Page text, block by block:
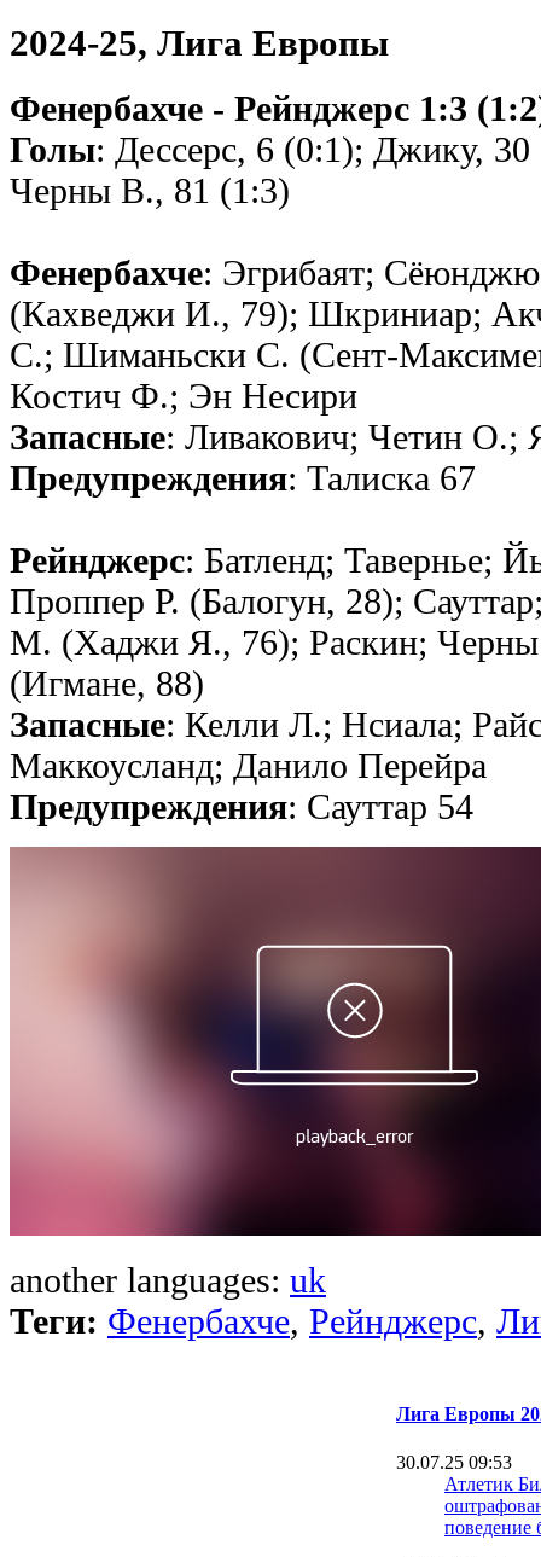
2024-25, Лига Европы
Фенербахче - Рейнджерс 1:3
Голы: Дессерс, 6 (0:1); Джику,
Черны В., 81 (1:3)
Фенербахче: Эгрибаят;
(Кахведжи И., 79); Шкриниар;
С.; Шиманьски С. (Сент-
Костич Ф.; Эн Несири
Запасные: Ливакович; Четин О.;
Предупреждения: Талиска 67
Рейнджерс: Батленд; Тавернье;
Проппер Р. (Балогун, 28);
М. (Хаджи Я., 76); Раскин; Черны
(Игмане, 88)
Запасные: Келли Л.; Нсиала;
Маккоусланд; Данило Перейра
Предупреждения: Сауттар 54
another languages: uk
Теги: Фенербахче, Рейнджерс,
Лига Европы
30.07.25 09:53
Атлетик
поведение